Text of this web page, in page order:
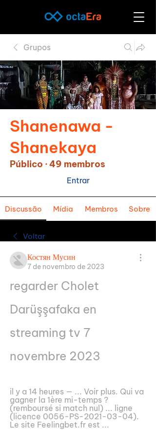
Grupos
Shanenawa -
Shanekaya
Público ·49 membros
Entrar
Discussão Mídia Membros Sobre
Voltar
Костян Мусин
7 de novembro de 2023
regarder Cholet
Darüşşafaka en
streaming tv 7
novembre 2023
il y a 14 heures — ... Voir plus. Qui va
gagner la 1ère mi-temps ?
(remboursé si match nul) ... ligne
(licence 0056-PS-2021-03-04).
Le site Feelingbet.fr est ...